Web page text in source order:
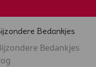
Bedankjes
Bedankjes